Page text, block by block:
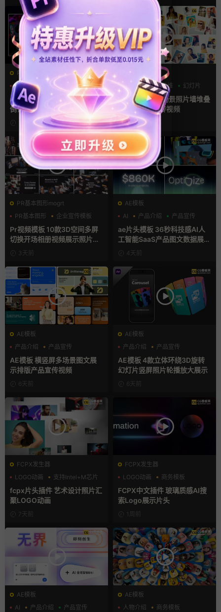
PR基本图形mogrt
PR基本图形
三维 倒计时
pr轮播模板 方屏竖屏4K展示
倒计时轮播图PR模版
14小时前
AE模板
LOGO动画
三维 幻灯片
ae相册模板 多场景照片墙堆叠
画廊幻灯片宣传视频
2天前
PR基本图形mogrt
PR基本图形
企业宣传模板
幻灯片
Pr视频模板 10款3D空间多屏
切换开场相册视频展示照片墙
pr模板
3天前
AE模板
AI
产品介绍 产品宣传
ae片头模板 36秒科技感AI人
工智能SaaS产品图文数据展示
宣传视频AE模板
4天前
AE模板
产品介绍
产品宣传
产品展示
AE模板 横竖屏多场景图文展
示排版产品宣传视频
6天前
AE模板
产品介绍
产品宣传
产品展示
AE模板 4款立体环绕3D旋转
幻灯片竖屏照片轮播放大展示
6天前
FCPX发生器
LOGO动画
支持Intel+M芯片
汇聚
fcpx片头插件 艺术设计照片汇
聚LOGO动画
7天前
FCPX发生器
LOGO动画
商务模板
支持Intel+M芯片
FCPX中文插件 玻璃质感AI搜
索Logo展示片头
1周前
AE模板
AI
产品介绍 产品宣传
AE模板
人物介绍
商务模板